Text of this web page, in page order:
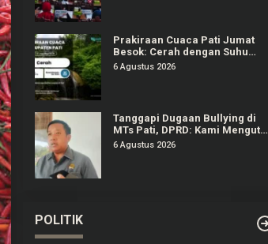
Prakiraan Cuaca Pati Jumat
Besok: Cerah dengan Suhu
Capai 31 °C
6 Agustus 2026
Tanggapi Dugaan Bullying di
MTs Pati, DPRD: Kami Mengutuk
Perbuatan Itu
6 Agustus 2026
POLITIK